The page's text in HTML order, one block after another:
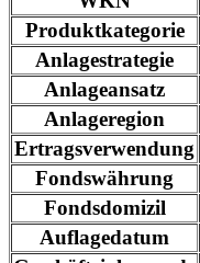
Produktkategorie
Anlagestrategie
Anlageansatz
Anlageregion
Ertragsverwendung
Fondswährung
Fondsdomizil
Auflagedatum